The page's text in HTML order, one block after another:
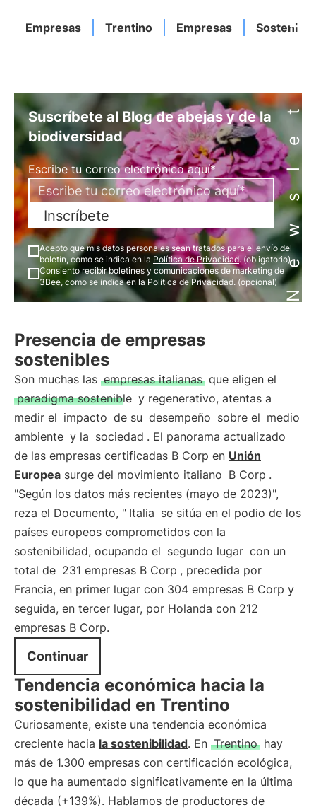
Empresas Trentino Empresas Newsletter
Suscríbete al Blog de abejas y de la
biodiversidad
Escribe tu correo electrónico aquí*
Inscríbete
Acepto que mis datos personales sean tratados para el envío del
boletín, como se indica en la Política de Privacidad. (obligatorio)
Consiento recibir boletines y comunicaciones de marketing de
3Bee, como se indica en la Política de Privacidad. (opcional)
Presencia de empresas
sostenibles
Son muchas las empresas italianas que eligen el
paradigma sostenible y regenerativo, atentas a
medir el impacto de su desempeño sobre el medio
ambiente y la sociedad . El panorama actualizado
de las empresas certificadas B Corp en Unión
Europea surge del movimiento italiano B Corp .
"Según los datos más recientes (mayo de 2023)",
reza el Documento, " Italia se sitúa en el podio de los
países europeos comprometidos con la
sostenibilidad, ocupando el segundo lugar con un
total de 231 empresas B Corp , precedida por
Francia, en primer lugar con 304 empresas B Corp y
seguida, en tercer lugar, por Holanda con 212
empresas B Corp.
Continuar
Tendencia económica hacia la
sostenibilidad en Trentino
Curiosamente, existe una tendencia económica
creciente hacia la sostenibilidad. En Trentino hay
más de 1.300 empresas con certificación ecológica,
lo que ha aumentado significativamente en la última
década (+139%). Hablamos de productores de